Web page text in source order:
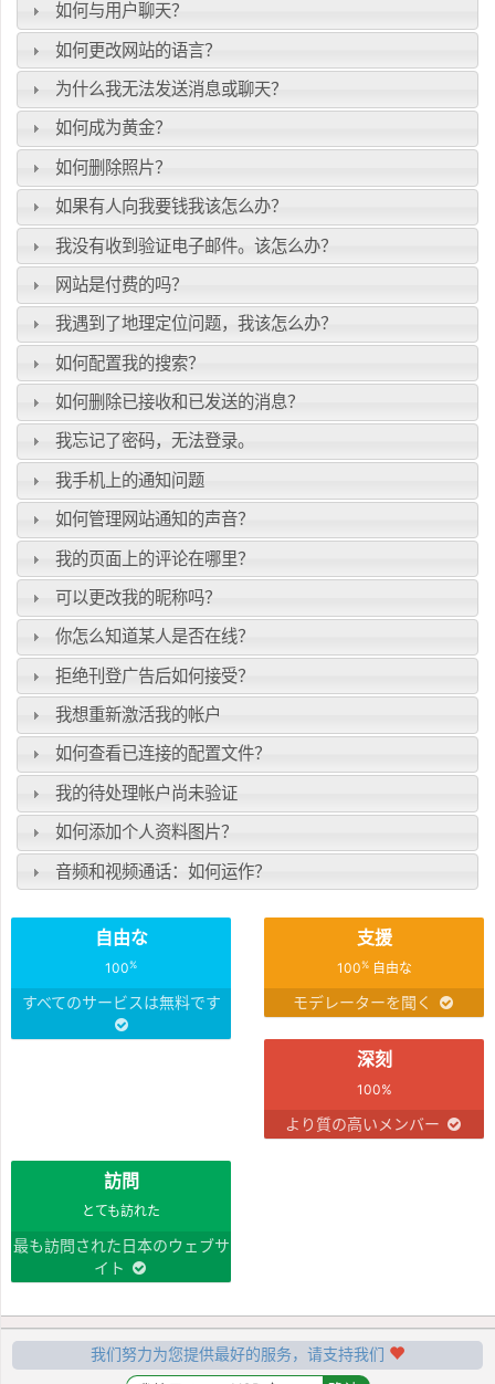
如何与用户聊天？
如何更改网站的语言？
为什么我无法发送消息或聊天？
如何成为黄金？
如何删除照片？
如果有人向我要钱我该怎么办？
我没有收到验证电子邮件。该怎么办？
网站是付费的吗？
我遇到了地理定位问题，我该怎么办？
如何配置我的搜索？
如何删除已接收和已发送的消息？
我忘记了密码，无法登录。
我手机上的通知问题
如何管理网站通知的声音？
我的页面上的评论在哪里？
可以更改我的昵称吗？
你怎么知道某人是否在线？
拒绝刊登广告后如何接受？
我想重新激活我的帐户
如何查看已连接的配置文件？
我的待处理帐户尚未验证
如何添加个人资料图片？
音频和视频通话：如何运作？
自由な
100%
すべてのサービスは無料です
支援
100%自由な
モデレーターを聞く
深刻
100%
より質の高いメンバー
訪問
とても訪れた
最も訪問された日本のウェブサ
イト
我们努力为您提供最好的服务，请支持我们